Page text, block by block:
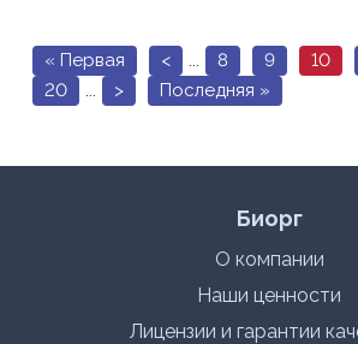
« Первая < ... 8 9 10
20
... > Последняя »
Биорг
О компании
Наши ценности
Лицензии и гарантии